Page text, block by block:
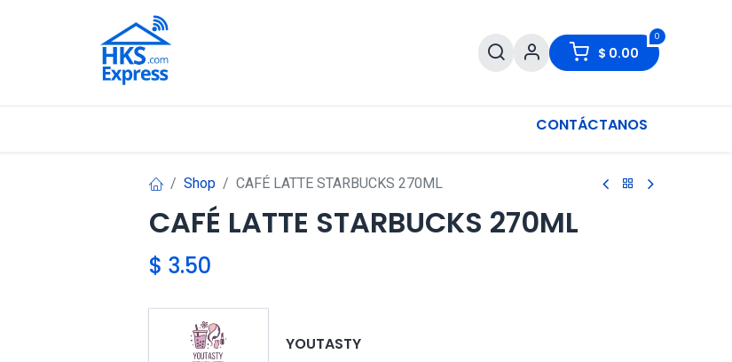
0
$ 0.00
CONTÁCTANOS
Shop CAFÉ LATTE STARBUCKS 270ML
CAFÉ LATTE STARBUCKS 270ML
$ 3.50
YOUTASTY